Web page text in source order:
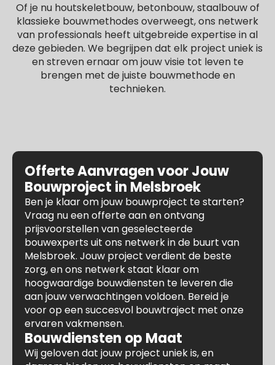
Of je nu houtskeletbouw, betonbouw, staalbouw of
klassieke bouwmethodes overweegt, ons netwerk
van professionals heeft uitgebreide expertise in al
deze gebieden. We begrijpen dat elk project uniek is
en streven ernaar om jouw visie tot leven te
brengen met de juiste bouwmethode en
technieken.
Offerte Aanvragen voor Jouw
Bouwproject in Melsbroek
Ben je klaar om jouw bouwproject te starten?
Vraag nu een offerte aan en ontvang
prijsvoorstellen van geselecteerde
bouwexperts uit ons netwerk in de buurt van
Melsbroek. Jouw project verdient de beste
zorg, en ons netwerk staat klaar om
hoogwaardige bouwdiensten te leveren die
aan jouw verwachtingen voldoen. Bereid je
voor op een succesvol bouwtraject met onze
ervaren vakmensen.
Bouwdiensten op Maat
Wij geloven dat jouw project uniek is, en